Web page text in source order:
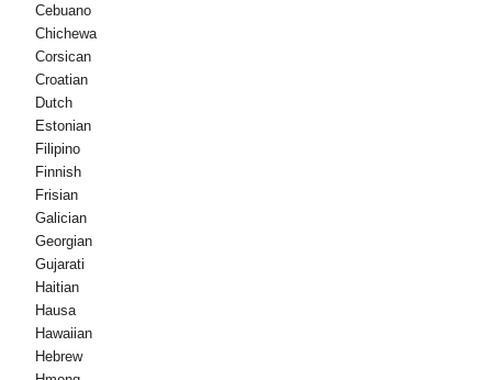
Cebuano
Chichewa
Corsican
Croatian
Dutch
Estonian
Filipino
Finnish
Frisian
Galician
Georgian
Gujarati
Haitian
Hausa
Hawaiian
Hebrew